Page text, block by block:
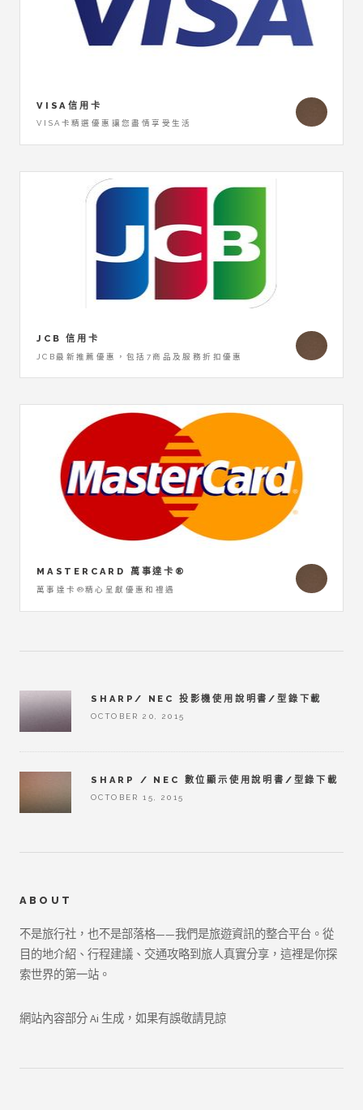
VISA信用卡
VISA卡精選優惠讓您盡情享受生活
JCB 信用卡
JCB最新推薦優惠，包括7商品及服務折扣優惠
MASTERCARD 萬事達卡®
萬事達卡®精心呈獻優惠和禮遇
SHARP/ NEC 投影機使用說明書/型錄下載
OCTOBER 20, 2015
SHARP / NEC 數位顯示使用說明書/型錄下載
OCTOBER 15, 2015
ABOUT
不是旅行社，也不是部落格——我們是旅遊資訊的整合平台。從
目的地介紹、行程建議、交通攻略到旅人真實分享，這裡是你探
索世界的第一站。
網站內容部分 Ai 生成，如果有誤敬請見諒